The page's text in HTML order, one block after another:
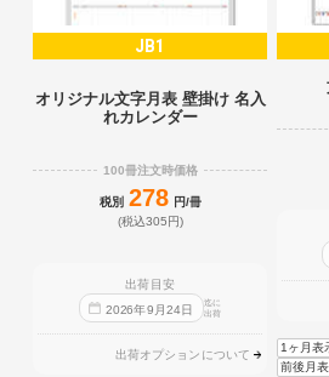
JB1
オリジナル文字月表 壁掛け 名入
れカレンダー
100冊注文時価格
税別 278 円/冊
(税込305円)
出荷目安
2026年9 月24日
迄に
出荷
出荷オプションについて
1ヶ月表
前後月